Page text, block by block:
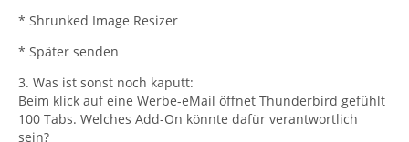
* Shrunked Image Resizer
* Später senden
3. Was ist sonst noch kaputt:
Beim klick auf eine Werbe-eMail öffnet Thunderbird gefühlt
100 Tabs. Welches Add-On könnte dafür verantwortlich
sein?